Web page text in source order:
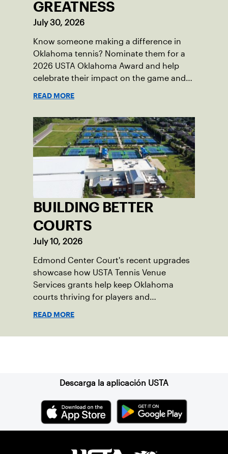
GREATNESS
July 30, 2026
Know someone making a difference in
Oklahoma tennis? Nominate them for a
2026 USTA Oklahoma Award and help
celebrate their impact on the game and
READ MORE
BUILDING BETTER
COURTS
July 10, 2026
Edmond Center Court's recent upgrades
showcase how USTA Tennis Venue
Services grants help keep Oklahoma
courts thriving for players and
READ MORE
Descarga la aplicación USTA